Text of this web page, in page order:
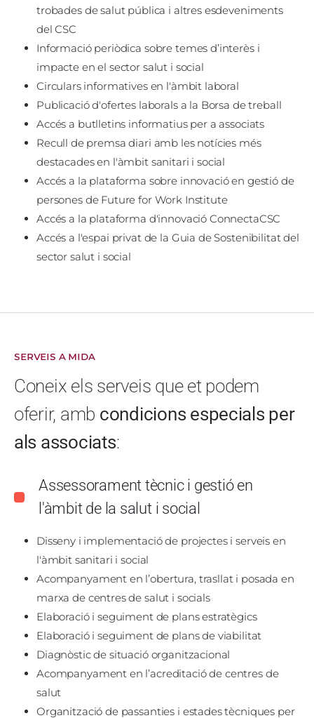
trobades de salut pública i altres esdeveniments
del CSC
Informació periòdica sobre temes d’interès i
impacte en el sector salut i social
Circulars informatives en l'àmbit laboral
Publicació d'ofertes laborals a la Borsa de treball
Accés a butlletins informatius per a associats
Recull de premsa diari amb les notícies més
destacades en l'àmbit sanitari i social
Accés a la plataforma sobre innovació en gestió de
persones de Future for Work Institute
Accés a la plataforma d'innovació ConnectaCSC
Accés a l'espai privat de la Guia de Sostenibilitat del
sector salut i social
SERVEIS A MIDA
Coneix els serveis que et podem
oferir, amb condicions especials per
als associats:
Assessorament tècnic i gestió en
l'àmbit de la salut i social
Disseny i implementació de projectes i serveis en
l'àmbit sanitari i social
Acompanyament en l’obertura, trasllat i posada en
marxa de centres de salut i socials
Elaboració i seguiment de plans estratègics
Elaboració i seguiment de plans de viabilitat
Diagnòstic de situació organitzacional
Acompanyament en l’acreditació de centres de
salut
Organització de passanties i estades tècniques per